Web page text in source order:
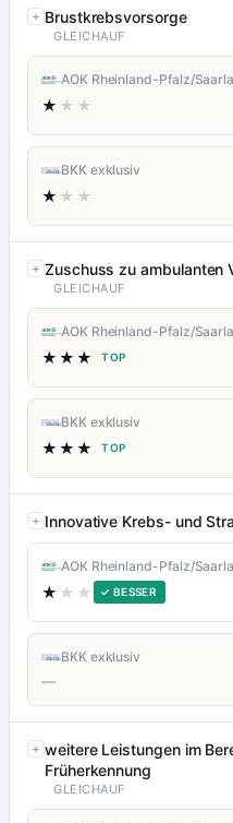
Brustkrebsvorsorge
GLEICHAUF
AOK Rheinland-Pfalz/
★ ★★
BKK exklusiv
★ ★★
Zuschuss zu ambulanten
GLEICHAUF
AOK Rheinland-Pfalz/
★★★ TOP
BKK exklusiv
★★★ TOP
Innovative Krebs- und
AOK Rheinland-Pfalz/
★ ★★ ✓ BESSER
BKK exklusiv
—
weitere Leistungen im
Früherkennung
GLEICHAUF